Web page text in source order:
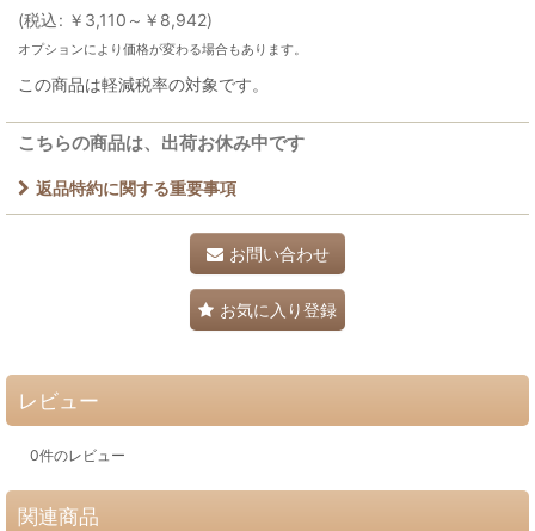
(税込: ￥ 3,110～ ￥ 8,942)
オプションにより価格が変わる場合もあります。
この商品は軽減税率の対象です。
こちらの商品は、出荷お休み中です
返品特約に関する重要事項
お問い合わせ
お気に入り登録
レビュー
0件のレビュー
関連商品